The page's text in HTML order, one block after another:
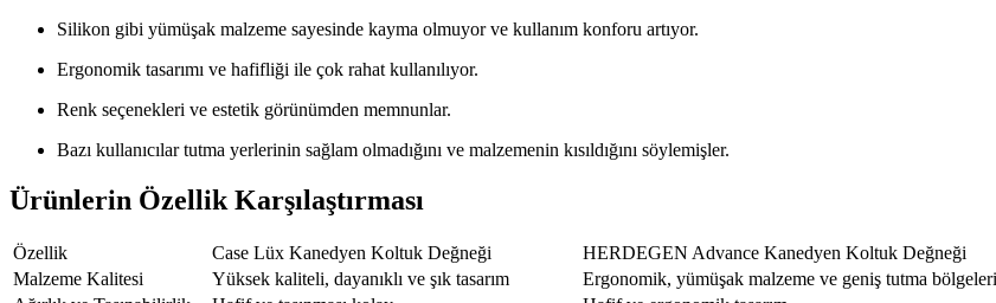
Silikon gibi yümüşak malzeme sayesinde kayma olmuyor ve kullanım konforu artıyor.
Ergonomik tasarımı ve hafifliği ile çok rahat kullanılıyor.
Renk seçenekleri ve estetik görünümden memnunlar.
Bazı kullanıcılar tutma yerlerinin sağlam olmadığını ve malzemenin kısıldığını söylemişler.
Ürünlerin Özellik Karşılaştırması
Özellik Case Lüx Kanedyen Koltuk Değneği
HERDEGEN Advance Kanedyen Koltuk Değneği
Malzeme Kalitesi
Yüksek kaliteli, dayanıklı ve şık tasarım
Ergonomik, yümüşak malzeme ve geniş tutma bölgeleri